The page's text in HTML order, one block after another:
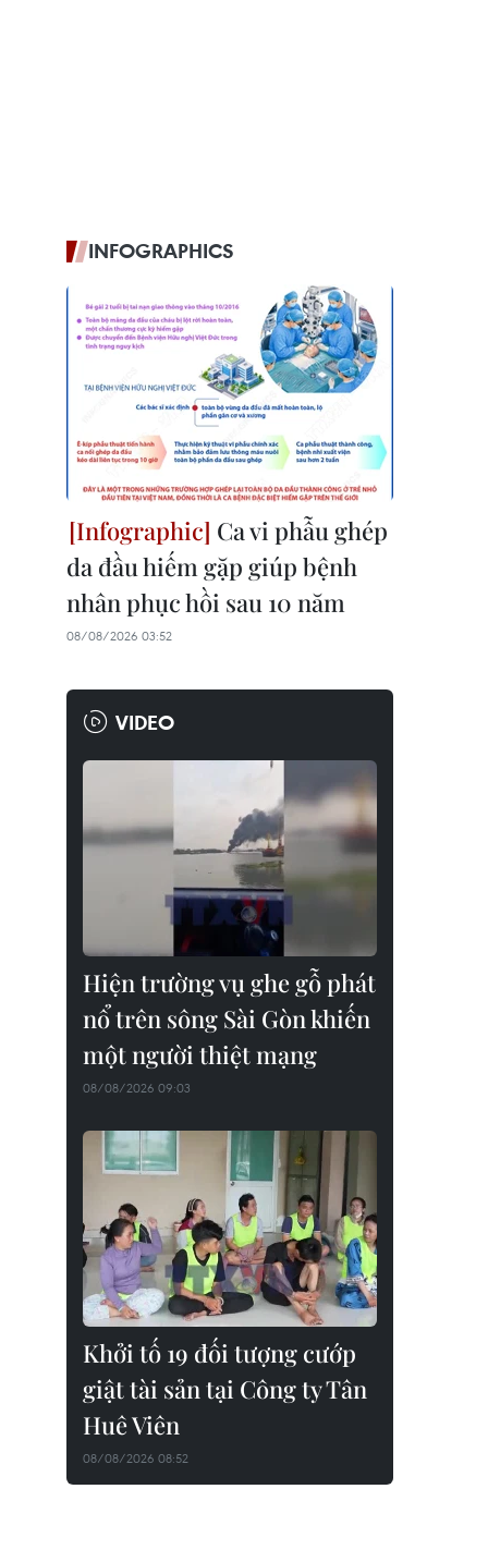
INFOGRAPHICS
Ca vi phẫu ghép
da đầu hiếm gặp giúp bệnh
nhân phục hồi sau 10 năm
08/08/2026 03:52
VIDEO
Hiện trường vụ ghe gỗ phát
nổ trên sông Sài Gòn khiến
một người thiệt mạng
08/08/2026 09:03
Khởi tố 19 đối tượng cướp
giật tài sản tại Công ty Tân
Huê Viên
08/08/2026 08:52